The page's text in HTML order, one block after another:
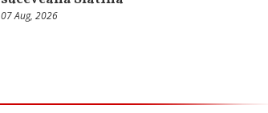
07 Aug, 2026